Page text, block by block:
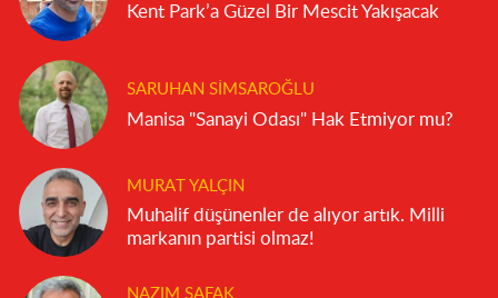
Kent Park’a Güzel Bir Mescit Yakışacak
SARUHAN SIMSAROĞLU
Manisa "Sanayi Odası" Hak Etmiyor mu?
MURAT YALÇIN
Muhalif düşünenler de alıyor artık. Milli
markanın partisi olmaz!
NAZIM ŞAFAK